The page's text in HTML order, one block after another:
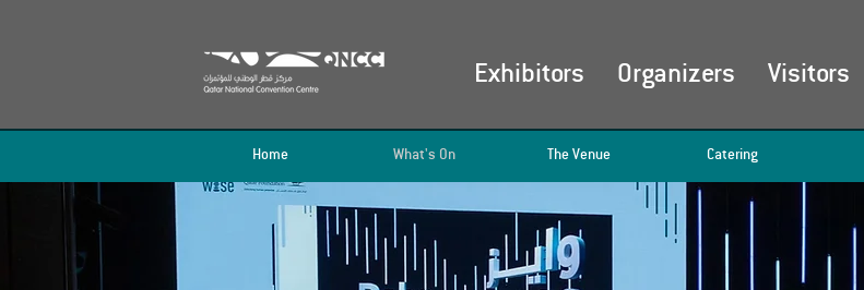
Home What's On The Venue Catering
Exhibitors Organizers Visitors